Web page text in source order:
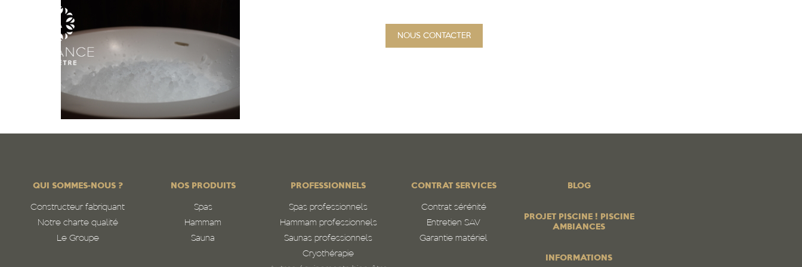
NOUS CONTACTER
QUI SOMMES-NOUS ?
Constructeur fabriquant
Notre charte qualité
Le Groupe
NOS PRODUITS
Spas
Hammam
Sauna
PROFESSIONNELS
Spas professionnels
Hammam professionnels
Saunas professionnels
Cryothérapie
CONTRAT SERVICES
Contrat sérénité
Entretien SAV
Garantie matériel
BLOG
PROJET PISCINE ! PISCINE
AMBIANCES
INFORMATIONS